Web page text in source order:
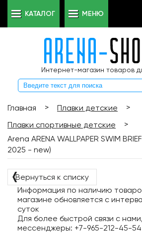
Интернет-магазин товаров
КАТАЛОГ МЕНЮ
Главная > Плавки детские
>
Плавки спортивные детские
>
Arena ARENA WALLPAPER SWIM
2025 - new)
❬Вернуться к списку
Информация по наличию
магазине обновляется с
суток
Для более быстрой связи с
мессенджеры: +7-965-212-45-54